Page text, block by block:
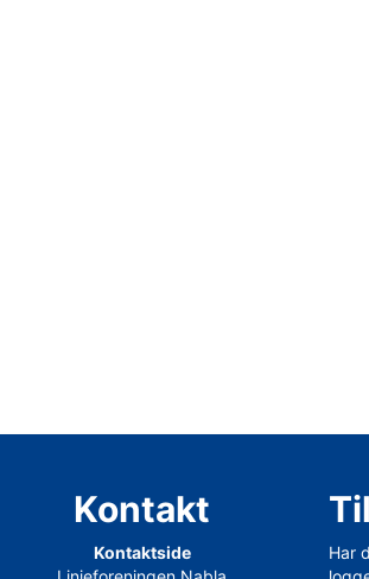
Kontakt
Kontaktside
Har